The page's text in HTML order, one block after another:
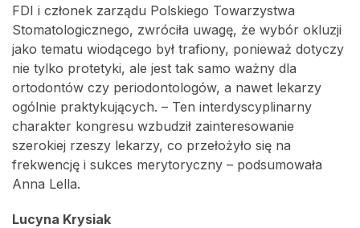
FDI i członek zarządu Polskiego Towarzystwa
Stomatologicznego, zwróciła uwagę, że wybór okluzji
jako tematu wiodącego był trafiony, ponieważ dotyczy
nie tylko protetyki, ale jest tak samo ważny dla
ortodontów czy periodontologów, a nawet lekarzy
ogólnie praktykujących. – Ten interdyscyplinarny
charakter kongresu wzbudził zainteresowanie
szerokiej rzeszy lekarzy, co przełożyło się na
frekwencję i sukces merytoryczny – podsumowała
Anna Lella.
Lucyna Krysiak